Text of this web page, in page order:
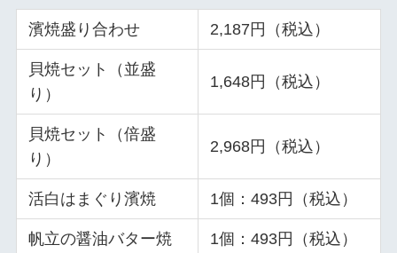
濱焼盛り合わせ 2,187円（税込）
貝焼セット（並盛
り）
1,648円（税込）
貝焼セット（倍盛
り）
2,968円（税込）
活白はまぐり濱焼 1個：493円（税込）
帆立の醤油バター焼 1個：493円（税込）